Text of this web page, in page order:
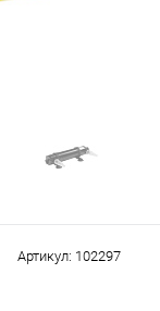
Артикул: 102297